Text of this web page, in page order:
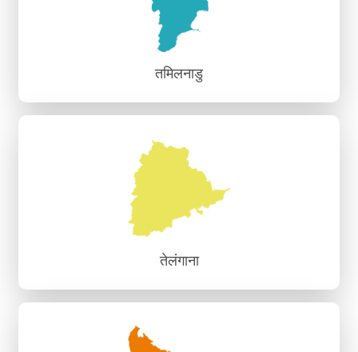
तमिलनाडु
तमिलनाडु
क्षेत्रीय क्षमता निर्माण एवं ज्ञान संस्थान, चेन्नई
तेलंगाना
तेलंगाना
क्षेत्रीय क्षमता निर्माण एवं ज्ञान संस्थान, हैदराबाद